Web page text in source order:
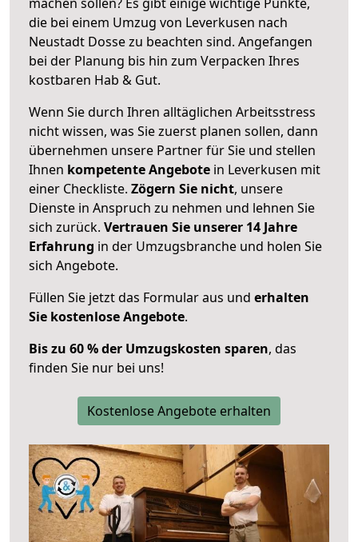
die bei einem Umzug von Leverkusen nach
Neustadt Dosse zu beachten sind. Angefangen
bei der Planung bis hin zum Verpacken Ihres
kostbaren Hab & Gut.
Wenn Sie durch Ihren alltäglichen Arbeitsstress
nicht wissen, was Sie zuerst planen sollen, dann
übernehmen unsere Partner für Sie und stellen
Ihnen kompetente Angebote in Leverkusen mit
einer Checkliste. Zögern Sie nicht, unsere
Dienste in Anspruch zu nehmen und lehnen Sie
sich zurück. Vertrauen Sie unserer 14 Jahre
Erfahrung in der Umzugsbranche und holen Sie
sich Angebote.
Füllen Sie jetzt das Formular aus und erhalten
Sie kostenlose Angebote.
Bis zu 60 % der Umzugskosten sparen, das
finden Sie nur bei uns!
Kostenlose Angebote erhalten